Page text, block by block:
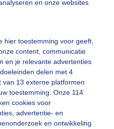
en onze websites
hier toestemming voor geeft,
content, communicatie
en je relevante advertenties
delen met 4
13 externe platformen
toestemming. Onze 114
cookies voor
advertentie- en
en ontwikkeling
kleurenlucht (in het
05-05-2026, 64x bekeken